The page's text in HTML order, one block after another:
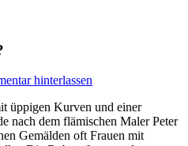
hinterlassen
üppigen Kurven und einer
nach dem flämischen Maler Peter
Gemälden oft Frauen mit